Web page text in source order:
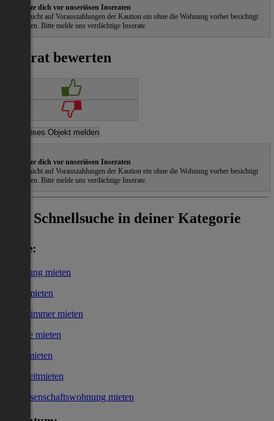
Schütze dich vor unseriösen Inseraten
Gehe nicht auf Vorauszahlungen der Kaution ein ohne die Wohnung vorher besichtigt
zu haben. Bitte melde uns verdächtige Inserate.
Inserat bewerten
Schütze dich vor unseriösen Inseraten
Gehe nicht auf Vorauszahlungen der Kaution ein ohne die Wohnung vorher besichtigt
zu haben. Bitte melde uns verdächtige Inserate.
Schnellsuche in deiner Kategorie
Miete:
Wohnung mieten
Haus mieten
WG-Zimmer mieten
Garage mieten
Büro mieten
Kurzzeitmieten
Genossenschaftswohnung mieten